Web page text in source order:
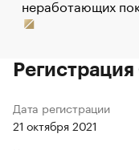
неработающих
Дата регистрации
21 октября 2021